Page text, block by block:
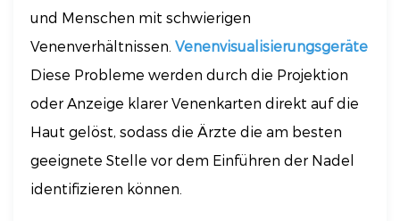
und Menschen mit schwierigen
Venenverhältnissen.Venenvisualisierungsgeräte
Diese Probleme werden durch die Projektion
oder Anzeige klarer Venenkarten direkt auf die
Haut gelöst, sodass die Ärzte die am besten
geeignete Stelle vor dem Einführen der Nadel
identifizieren können.